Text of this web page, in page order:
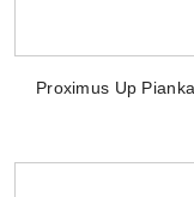
Proximus Up